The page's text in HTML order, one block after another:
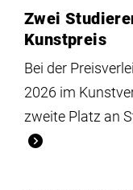
Zwei
Kunstpreis
Bei der
2026 im
zweite Platz an